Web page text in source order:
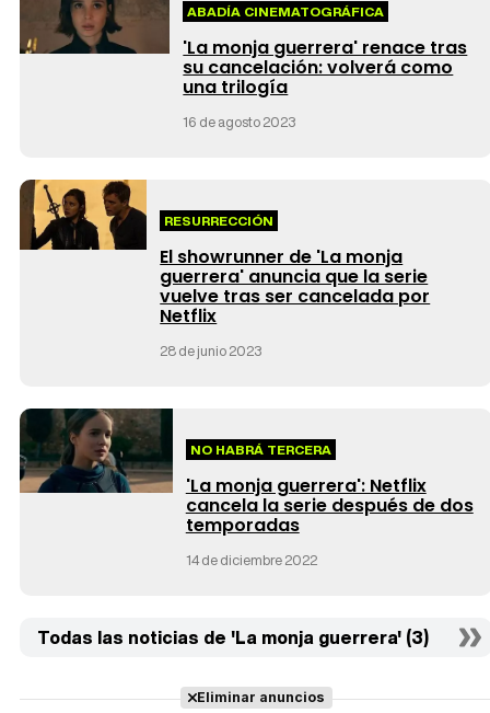
ABADÍA CINEMATOGRÁFICA
'La monja guerrera' renace tras
su cancelación: volverá como
una trilogía
16 de agosto 2023
RESURRECCIÓN
El showrunner de 'La monja
guerrera' anuncia que la serie
vuelve tras ser cancelada por
Netflix
28 de junio 2023
NO HABRÁ TERCERA
'La monja guerrera': Netflix
cancela la serie después de dos
temporadas
14 de diciembre 2022
Todas las noticias de 'La monja guerrera' (3)
Eliminar anuncios